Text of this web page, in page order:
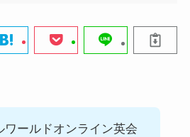
ワールドオンライン英会